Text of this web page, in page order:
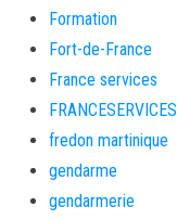
Formation
Fort-de-France
France services
FRANCESERVICES
fredon martinique
gendarme
gendarmerie